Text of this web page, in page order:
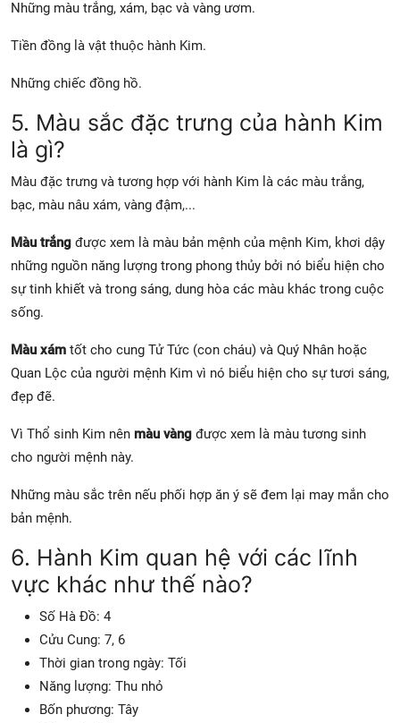
Những màu trắng, xám, bạc và vàng ươm.
Tiền đồng là vật thuộc hành Kim.
Những chiếc đồng hồ.
5. Màu sắc đặc trưng của hành Kim
là gì?
Màu đặc trưng và tương hợp với hành Kim là các màu trắng,
bạc, màu nâu xám, vàng đậm,...
Màu trắng được xem là màu bản mệnh của mệnh Kim, khơi dậy
những nguồn năng lượng trong phong thủy bởi nó biểu hiện cho
sự tinh khiết và trong sáng, dung hòa các màu khác trong cuộc
sống.
Màu xám tốt cho cung Tử Tức (con cháu) và Quý Nhân hoặc
Quan Lộc của người mệnh Kim vì nó biểu hiện cho sự tươi sáng,
đẹp đẽ.
Vì Thổ sinh Kim nên màu vàng được xem là màu tương sinh
cho người mệnh này.
Những màu sắc trên nếu phối hợp ăn ý sẽ đem lại may mắn cho
bản mệnh.
6. Hành Kim quan hệ với các lĩnh
vực khác như thế nào?
Số Hà Đồ: 4
Cửu Cung: 7, 6
Thời gian trong ngày: Tối
Năng lượng: Thu nhỏ
Bốn phương: Tây